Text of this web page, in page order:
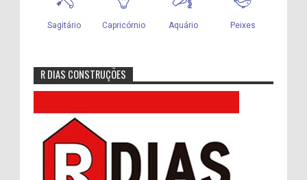
R DIAS CONSTRUÇÕES